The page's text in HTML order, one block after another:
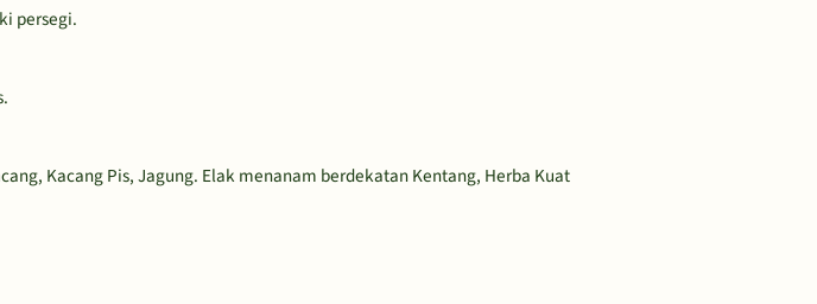
persegi.
Kacang Pis, Jagung. Elak menanam berdekatan Kentang, Herba Kuat